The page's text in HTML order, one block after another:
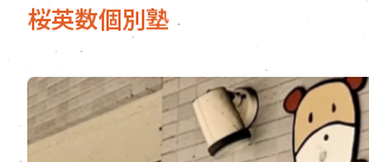
桜英数個別塾